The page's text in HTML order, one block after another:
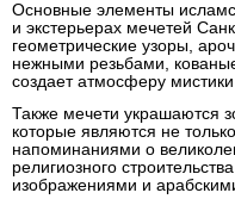
Основные элементы
и экстерьерах мечетей
геометрические узоры,
нежными резьбами,
создает атмосферу
Также мечети украшаются
которые являются не
напоминаниями о
религиозного
изображениями и